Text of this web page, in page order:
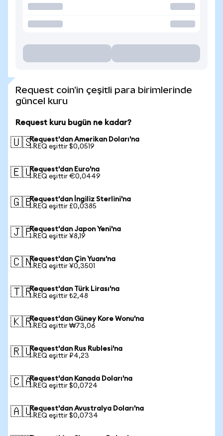
Request coin'in çeşitli para birimlerinde
güncel kuru
Request kuru bugün ne kadar?
🇺🇸Request'dan Amerikan Doları'na
1 REQ eşittir $0,0519
🇪🇺Request'dan Euro'na
1 REQ eşittir €0,0449
🇬🇧Request'dan İngiliz Sterlini'na
1 REQ eşittir £0,0385
🇯🇵Request'dan Japon Yeni'na
1 REQ eşittir ¥8,19
🇨🇳Request'dan Çin Yuanı'na
1 REQ eşittir ¥0,3501
🇹🇷Request'dan Türk Lirası'na
1 REQ eşittir ₺2,48
🇰🇷Request'dan Güney Kore Wonu'na
1 REQ eşittir ₩73,06
🇷🇺Request'dan Rus Rublesi'na
1 REQ eşittir ₽4,23
🇨🇦Request'dan Kanada Doları'na
1 REQ eşittir $0,0724
🇦🇺Request'dan Avustralya Doları'na
1 REQ eşittir $0,0734